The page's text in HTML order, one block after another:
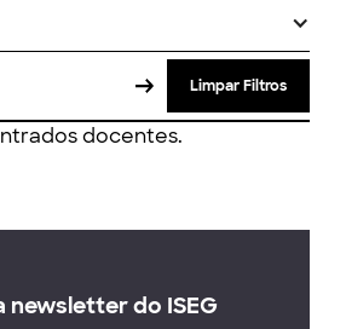
Limpar Filtros
docentes.
newsletter do ISEG